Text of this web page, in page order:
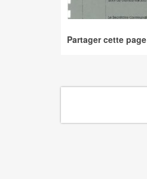
Partager cette page